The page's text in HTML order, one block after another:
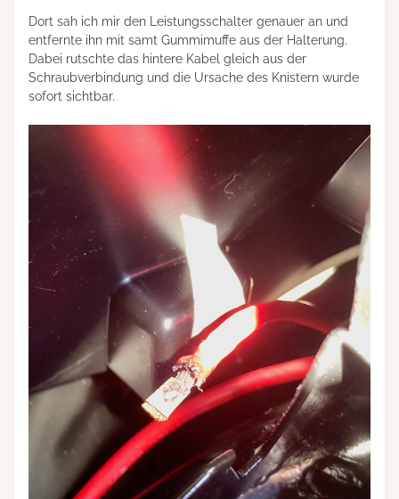
Dort sah ich mir den Leistungsschalter genauer an und
entfernte ihn mit samt Gummimuffe aus der Halterung.
Dabei rutschte das hintere Kabel gleich aus der
Schraubverbindung und die Ursache des Knistern wurde
sofort sichtbar.